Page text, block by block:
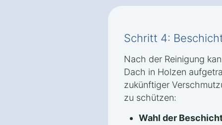
Schritt 4:
Nach der Reinigung
Dach in Holzen
zukünftiger
zu schützen:
Wahl der